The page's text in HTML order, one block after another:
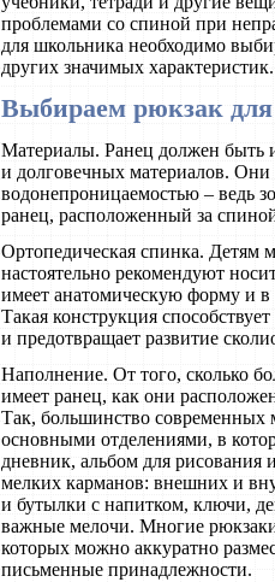
проблемами со спиной при
для школьника необходимо
других значимых характеристик.
Выбираем рюкзак
Материалы. Ранец должен быть
и долговечных материалов. Они
водонепроницаемостью – ведь
ранец, расположенный за
Ортопедическая спинка. Детям
настоятельно рекомендуют
имеет анатомическую форму и в
Такая конструкция
и предотвращает развитие
Наполнение. От того, сколько
имеет ранец, как они
Так, большинство
основными отделениями, в
дневник, альбом для рисования
мелких карманов: внешних и
и бутылки с напитком, ключи,
важные мелочи. Многие
которых можно аккуратно
письменные принадлежности.